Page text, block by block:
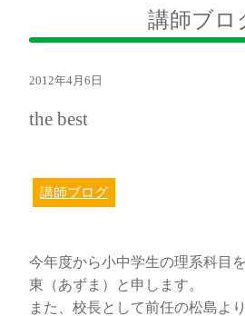
講師ブロ
2012年4月6日
the best
講師ブログ
今年度から小中学生の理系科目
東（あずま）と申します。
また、校長として前任の松島よ